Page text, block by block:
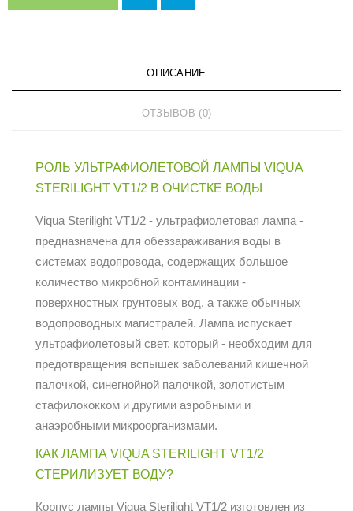
ОПИСАНИЕ
ОТЗЫВОВ (0)
РОЛЬ УЛЬТРАФИОЛЕТОВОЙ ЛАМПЫ VIQUA
STERILIGHT VT1/2 В ОЧИСТКЕ ВОДЫ
Viqua Sterilight VT1/2 - ультрафиолетовая лампа -
предназначена для обеззараживания воды в
системах водопровода, содержащих большое
количество микробной контаминации -
поверхностных грунтовых вод, а также обычных
водопроводных магистралей. Лампа испускает
ультрафиолетовый свет, который - необходим для
предотвращения вспышек заболеваний кишечной
палочкой, синегнойной палочкой, золотистым
стафилококком и другими аэробными и
анаэробными микроорганизмами.
КАК ЛАМПА VIQUA STERILIGHT VT1/2
СТЕРИЛИЗУЕТ ВОДУ?
Корпус лампы Viqua Sterilight VT1/2 изготовлен из